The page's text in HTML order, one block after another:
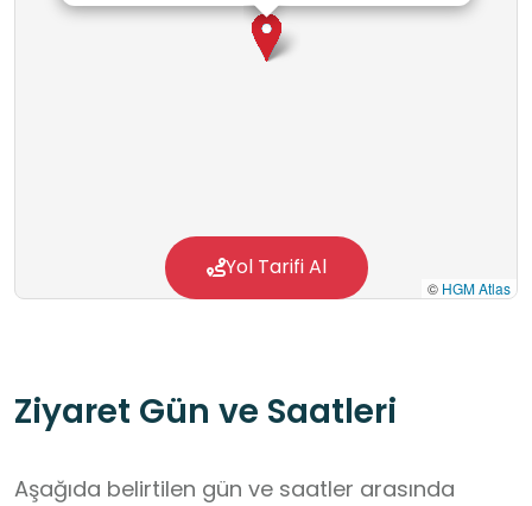
© HGM Atlas
Yol Tarifi Al
Ziyaret Gün ve Saatleri
Aşağıda belirtilen gün ve saatler arasında